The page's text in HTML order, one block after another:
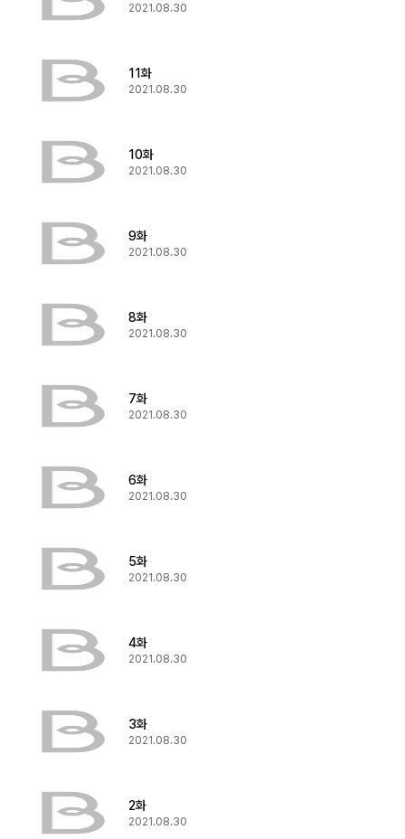
2021.08.30
11화
2021.08.30
10화
2021.08.30
9화
2021.08.30
8화
2021.08.30
7화
2021.08.30
6화
2021.08.30
5화
2021.08.30
4화
2021.08.30
3화
2021.08.30
2화
2021.08.30